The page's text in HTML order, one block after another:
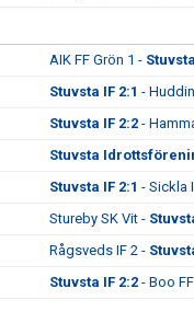
AIK FF Grön 1 -
Stuvsta IF 2:1 -
Stuvsta IF 2:2 -
Stuvsta
Stuvsta IF 2:1 - Sickla
Stureby SK Vit -
Rågsveds IF 2 -
Stuvsta IF 2:2 - Boo